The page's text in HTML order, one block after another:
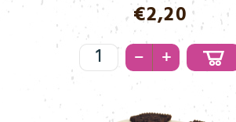
€2,20
Apple
&
Cinnamon
– +